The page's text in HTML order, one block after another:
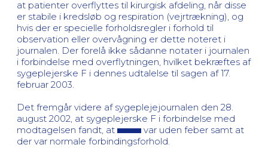
at patienter overflyttes til kirurgisk afdeling, når disse
er stabile i kredsløb og respiration (vejrtrækning), og
hvis der er specielle forholdsregler i forhold til
observation eller overvågning er dette noteret i
journalen. Der forelå ikke sådanne notater i journalen
i forbindelse med overflytningen, hvilket bekræftes af
sygeplejerske F i dennes udtalelse til sagen af 17.
februar 2003.
Det fremgår videre af sygeplejejournalen den 28.
august 2002, at sygeplejerske F i forbindelse med
modtagelsen fandt, at
var uden feber samt at
der var normale forbindingsforhold.